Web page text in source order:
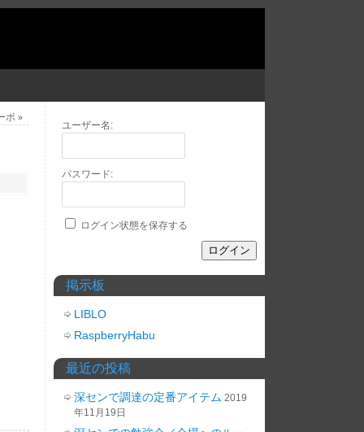
ボ»
ユーザー名:
パスワード:
ログイン状態を保存する
ログイン
掲示板
LIBLO
RaspberryHabu
最近の投稿
深センで調達の定番アイテム 2019
年11月19日